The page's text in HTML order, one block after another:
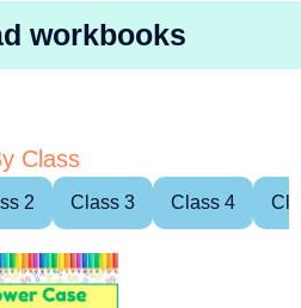
workbooks
Class
2 Class 3 Class 4